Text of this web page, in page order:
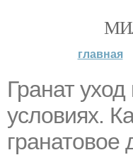
главная
Гранат
условиях.
гранатовое